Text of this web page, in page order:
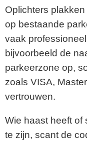
Oplichters
op bestaande
vaak
bijvoorbeeld de
parkeerzone op,
zoals VISA,
vertrouwen.
Wie haast heeft of
te zijn, scant de